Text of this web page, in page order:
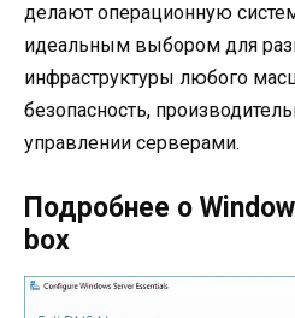
делают операционную
идеальным выбором для
инфраструктуры любого
безопасность,
управлении серверами.
Подробнее о
box